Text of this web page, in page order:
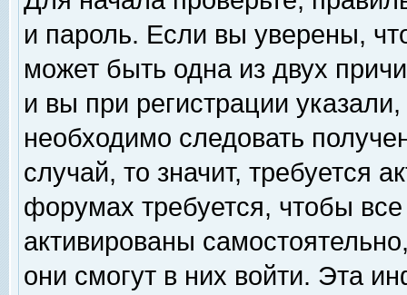
и пароль. Если вы уверены,
может быть одна из двух
и вы при регистрации
необходимо следовать
случай, то значит, требуется
форумах требуется, чтобы
активированы
они смогут в них войти. Эта